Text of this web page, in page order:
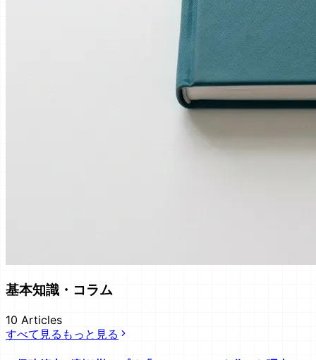
基本知識・コラム
10 Articles
すべて見る もっと見る